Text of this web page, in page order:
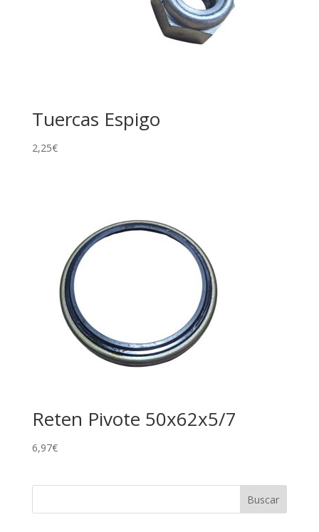
Tuercas Espigo
2,25€
Reten Pivote 50x62x5/7
6,97€